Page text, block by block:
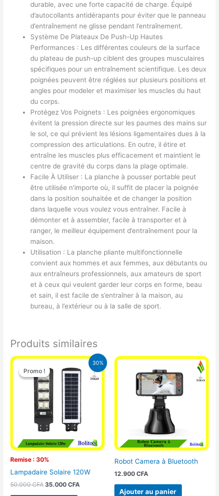
durable, avec une forte capacité de charge. Équipé
d’autocollants antidérapants pour éviter que le panneau
d’entraînement ne glisse pendant l’entraînement.
Système De Plateaux De Push-Up Hautes
Performances : Les différentes couleurs de la surface
du plateau de push-up ciblent des groupes musculaires
spécifiques pour un entraînement scientifique. Les deux
poignées peuvent être réglées sur plusieurs positions et
angles pour modeler et maximiser les muscles du haut
du corps.
Protégez Vos Poignets : Les poignées ergonomiques
évitent la pression directe sur les paumes des mains sur
le sol, ce qui prévient les lésions ligamentaires dues à la
compression des articulations. En outre, il étire et
entraîne les muscles plus efficacement et maintient le
centre de gravité du corps dans la plage optimale.
Facile À Utiliser : La planche à pousser portable peut
être utilisée n’importe où, il suffit de placer la poignée
dans la position souhaitée et de changer la position
dans laquelle vous voulez vous entraîner. Facile à
démonter et à assembler, facile à transporter et à
ranger, le meilleur équipement d’entraînement pour la
maison.
Utilisation : La planche pliante multifonctionnelle
convient aux hommes et aux femmes, aux débutants ou
aux entraîneurs professionnels, aux amateurs de sport
et à ceux qui veulent garder leur corps en forme, beau
et sain, il est facile de s’entraîner à la maison, au
bureau, à l’extérieur ou à la salle de sport.
Produits similaires
30%
Promo !
Remise : 30%
Promo !
Lampadaire Solaire 120W
50.000CFA
Le
prix
initial
était :
50.000 CFA.
35.000CFA
Le
prix
actuel
est :
35.000 CFA.
Robot Camera à Bluetooth
12.900 CFA
Ajouter au panier